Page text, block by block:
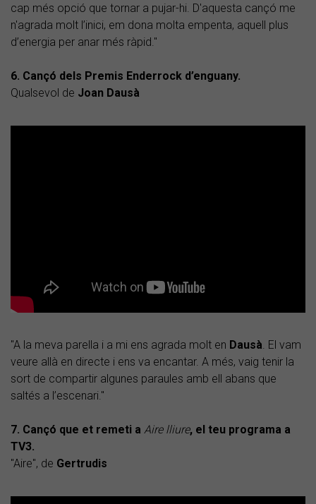
cap més opció que tornar a pujar-hi. D'aquesta cançó me
n'agrada molt l’inici, em dona molta empenta, aquell plus
d’energia per anar més ràpid."
6. Cançó dels Premis Enderrock d’enguany.
Qualsevol de Joan Dausà
"A la meva parella i a mi ens agrada molt en Dausà. El vam
veure allà en directe i ens va encantar. A més, vaig tenir la
sort de compartir algunes paraules amb ell abans que
saltés a l’escenari."
7. Cançó que et remeti a Aire lliure, el teu programa a
TV3.
"Aire", de Gertrudis